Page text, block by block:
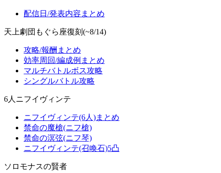
配信日/発表内容まとめ
天上劇団もぐら座復刻(~8/14)
攻略/報酬まとめ
効率周回/編成例まとめ
マルチバトルボス攻略
シングルバトル攻略
6人ニフイヴィンテ
ニフイヴィンテ(6人)まとめ
禁命の魔槍(ニフ槍)
禁命の溟弦(ニフ琴)
ニフイヴィンテ(召喚石)5凸
ソロモナスの賢者